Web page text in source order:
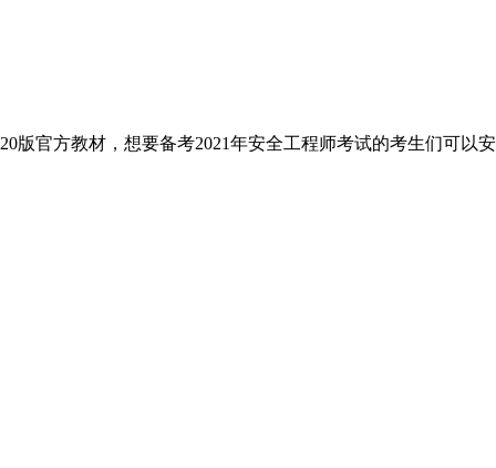
版官方教材，想要备考2021年安全工程师考试的考生们可以安